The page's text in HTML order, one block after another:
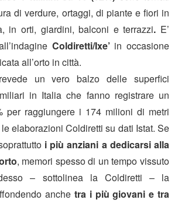
di verdure, ortaggi, di piante e fiori in
in orti, giardini, balconi e terrazzi. E’
Coldiretti/Ixe’in occasione
all’orto in città.
un vero balzo delle superfici
in Italia che fanno registrare un
per raggiungere i 174 milioni di metri
elaborazioni Coldiretti su dati Istat. Se
i più anziani a dedicarsi alla
, memori spesso di un tempo vissuto
– sottolinea la Coldiretti – la
anche tra i più giovani e tra